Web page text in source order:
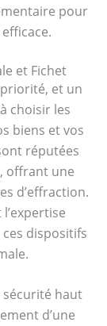
pour
et Fichet
et un
choisir les
biens et vos
réputées
offrant une
d’effraction.
dispositifs
sécurité haut
d’une